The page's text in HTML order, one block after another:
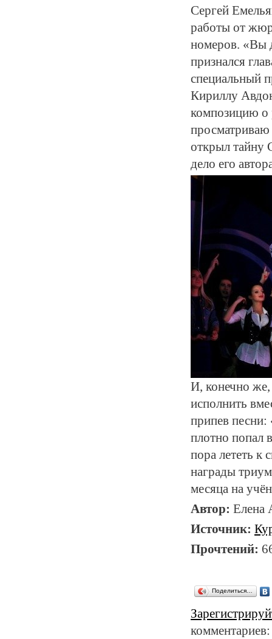
Сергей
работы от
номеров. «Вы
признался
специальный
Кириллу
композицию о
просматриваю
открыл тайну
дело его
И, конечно же,
исполнить
припев
плотно попал
пора лететь к
награды
месяца на
Автор:
Источник:
Прочтений:
Поделиться…